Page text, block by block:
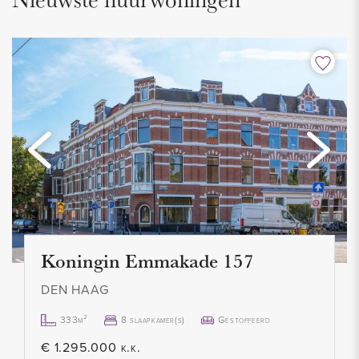
VOORSCHOT STOOKKOSTEN EN WATER
Huurder betaald een voorschot van € 95,- voor
blokverwarming. Deze vergoeding geldt als een voorschot.
Periodiek, bij voorkeur eenmaal per jaar, zal verrekening
plaatsvinden op basis van de meterstanden en van de
werkelijk gemaakte kosten. Huurder betaald dus alleen wat
die gebruikt heeft.
PARKEREN
Gelegen in een vrij parkeergebied dus er is geen vergunning
HIGHLIGHTS
Koningin Emmakade 157
DEN HAAG
333m² 8 slaapkamer(s) Gestoffeerd
€ 1.295.000 k.k.